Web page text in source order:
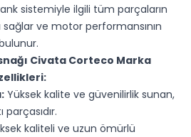
sistemiyle ilgili tüm parçaların
sağlar ve motor performansının
Civata Corteco Marka
Yüksek kalite ve güvenilirlik sunan,
kaliteli ve uzun ömürlü